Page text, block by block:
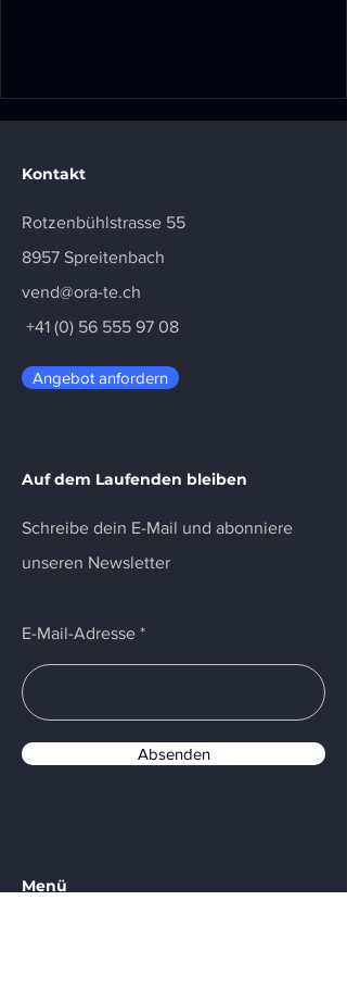
Kontakt
Rotzenbühlstrasse 55
8957 Spreitenbach
vend@ora-te.ch
+41 (0) 56 555 97 08
Angebot anfordern
Auf dem Laufenden bleiben
Schreibe dein E-Mail und abonniere
unseren Newsletter
E-Mail-Adresse
Absenden
Menü